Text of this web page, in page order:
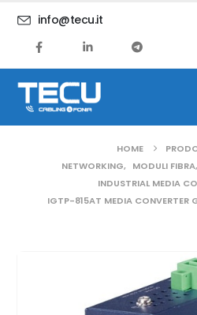
info@tecu.it
HOME
NETWORKING, MODULI FIBRA,
INDUSTRIAL MEDIA
IGTP-815AT MEDIA CONVERTER